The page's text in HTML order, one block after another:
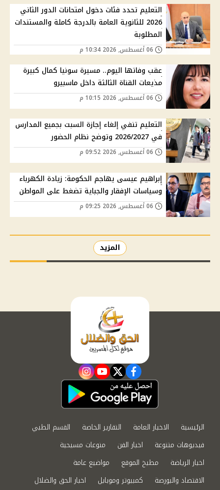
التعليم تحدد فئات دخول امتحانات الدور الثاني
2026 للثانوية العامة بالدرجة كاملة والمستندات
المطلوبة
عقب وفاتها اليوم.. مسيرة سونيا كمال كبيرة
مذيعات القناة الثالثة داخل ماسبيرو
التعليم تنفي إلغاء إجازة السبت بجميع المدارس
في 2026/2027 وتوضح نظام الحضور
إبراهيم عيسى يهاجم الحكومة: زيادة الكهرباء
وسياسات الإفقار والجباية تضغط على المواطن
المزيد
facebook
twitter
youtube
instagram
الرئيسية الاخبار العامة التقارير الخاصة
القسم الطبي
فيديوهات متنوعة
اخبار الفن
منوعات مسيحية
اخبار الرياضة
مطبخ الموقع
مواضيع عامة
الاقتصاد والبورصة
كمبيوتر وموبايل اخبار الحق والضلال